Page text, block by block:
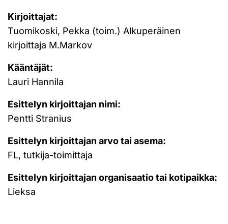
Kirjoittajat:
Tuomikoski, Pekka (toim.) Alkuperäinen
kirjoittaja M.Markov
Kääntäjät:
Lauri Hannila
Esittelyn kirjoittajan nimi:
Pentti Stranius
Esittelyn kirjoittajan arvo tai asema:
FL, tutkija-toimittaja
Esittelyn kirjoittajan organisaatio tai kotipaikka:
Lieksa